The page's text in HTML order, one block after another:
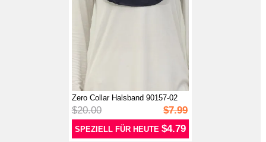
Zero Collar Halsband 90157-02
Marin...
$20.00 $7.99
SPEZIELL FÜR HEUTE$4.79